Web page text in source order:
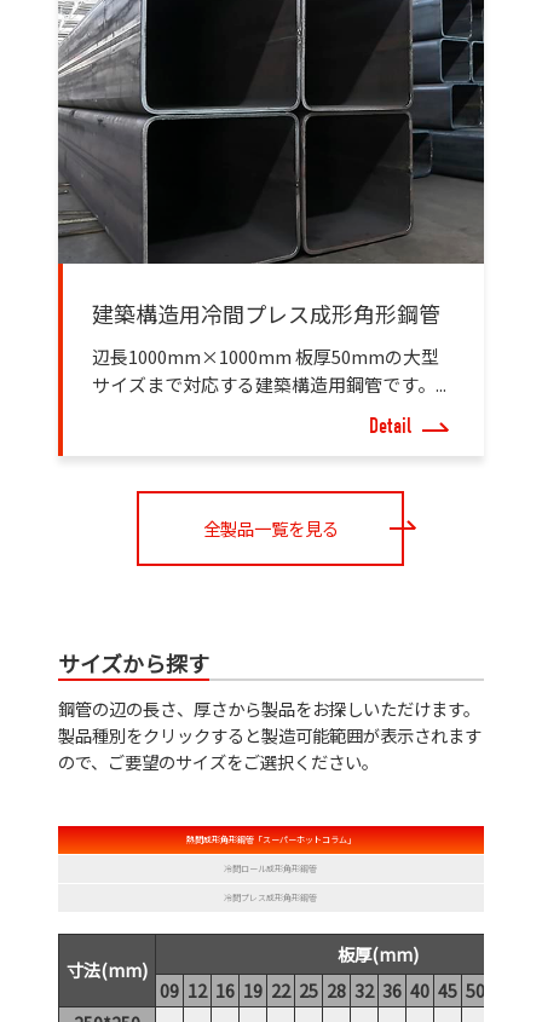
建築構造用冷間プレス成形角形鋼管
辺長1000mm×1000mm 板厚50mmの大型
サイズまで対応する建築構造用鋼管です。...
Detail
全製品一覧を見る
サイズから探す
鋼管の辺の長さ、厚さから製品をお探しいただけます。
製品種別をクリックすると製造可能範囲が表示されます
ので、ご要望のサイズをご選択ください。
熱間成形角形鋼管「スーパーホットコラム」
冷間ロール成形角形鋼管
冷間プレス成形角形鋼管
寸法(mm)
板厚(mm)
09 12 16 19 22 25 28 32 36 40 45 50